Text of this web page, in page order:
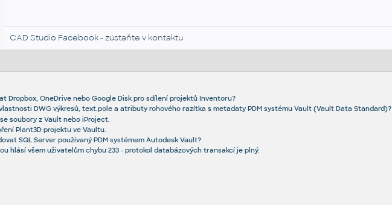
CAD Studio Facebook- zústaňte v kontaktu
Dropbox, OneDrive nebo Google Disk pro sdílení projektů Inventoru?
DWG výkresů, text.pole a atributy rohového razítka s metadaty PDM systému Vault (Vault Data Standard)?
soubory z Vault nebo iProject.
Plant3D projektu ve Vaultu.
SQL Server používaný PDM systémem Autodesk Vault?
hlásí všem uživatelům chybu 233 - protokol databázových transakcí je plný.